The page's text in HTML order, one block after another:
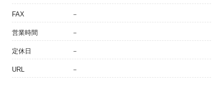
FAX －
営業時間 －
定休日 －
URL －